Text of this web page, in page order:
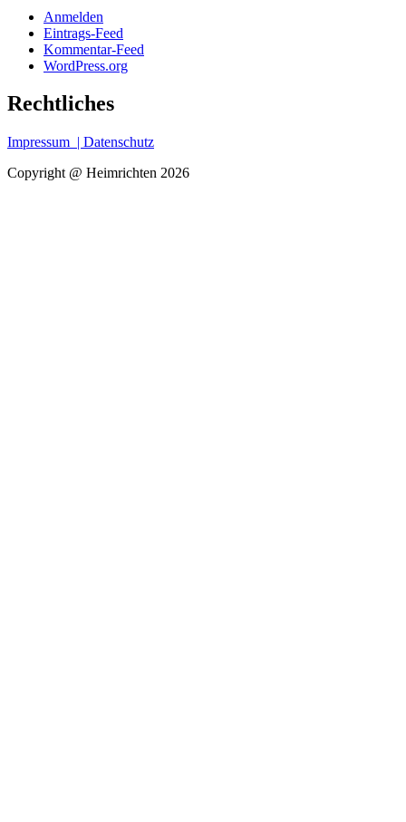
Anmelden
Eintrags-Feed
Kommentar-Feed
WordPress.org
Rechtliches
Impressum | Datenschutz
Copyright @ Heimrichten 2026